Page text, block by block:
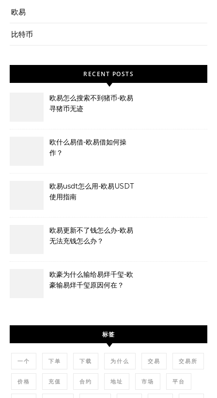
欧易
比特币
RECENT POSTS
欧易怎么搜索不到猪币-欧易
寻猪币无迹
欧什么易借-欧易借如何操
作？
欧易usdt怎么用-欧易USDT
使用指南
欧易更新不了钱怎么办-欧易
无法充钱怎么办？
欧豪为什么输给易烊千玺-欧
豪输易烊千玺原因何在？
标签
一个 下单 下载 为什么 交易 交易所
价格 充值 合约 地址 市场 平台